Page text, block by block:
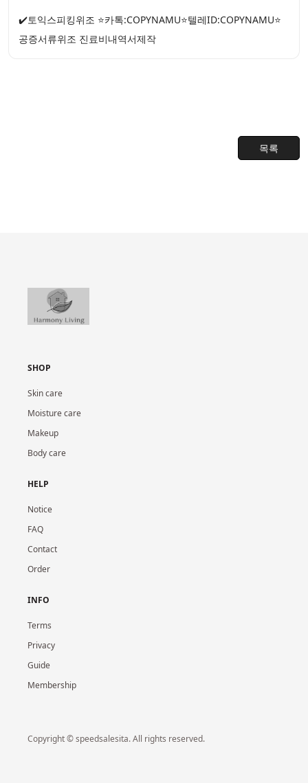
✔️토익스피킹위조 ⭐카톡:COPYNAMU⭐텔레ID:COPYNAMU⭐
공증서류위조 진료비내역서제작
목록
SHOP
Skin care
Moisture care
Makeup
Body care
HELP
Notice
FAQ
Contact
Order
INFO
Terms
Privacy
Guide
Membership
Copyright © speedsalesita. All rights reserved.